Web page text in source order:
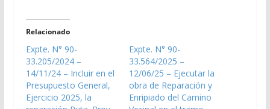
Relacionado
Expte. N° 90-
33.205/2024 –
14/11/24 – Incluir en el
Presupuesto General,
Ejercicio 2025, la
Expte. N° 90-
33.564/2025 –
12/06/25 – Ejecutar la
obra de Reparación y
Enripiado del Camino